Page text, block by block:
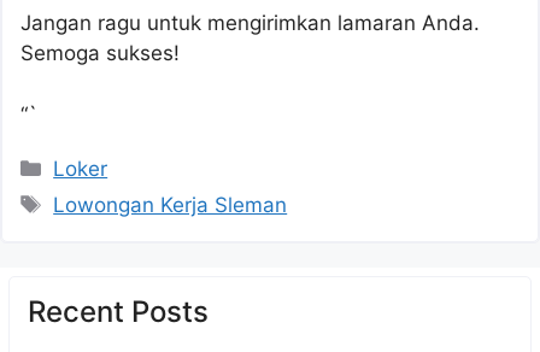
Jangan ragu untuk mengirimkan lamaran Anda.
Semoga sukses!
“`
Kategori
Loker
Tag
Lowongan Kerja Sleman
Recent Posts